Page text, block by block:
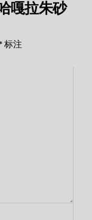
嘎拉朱砂
标注